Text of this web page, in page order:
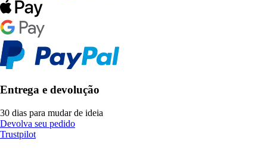
Entrega e devolução
30 dias para mudar de ideia
Devolva seu pedido
Trustpilot